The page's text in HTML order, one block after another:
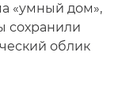
«умный дом»,
сохранили
облик